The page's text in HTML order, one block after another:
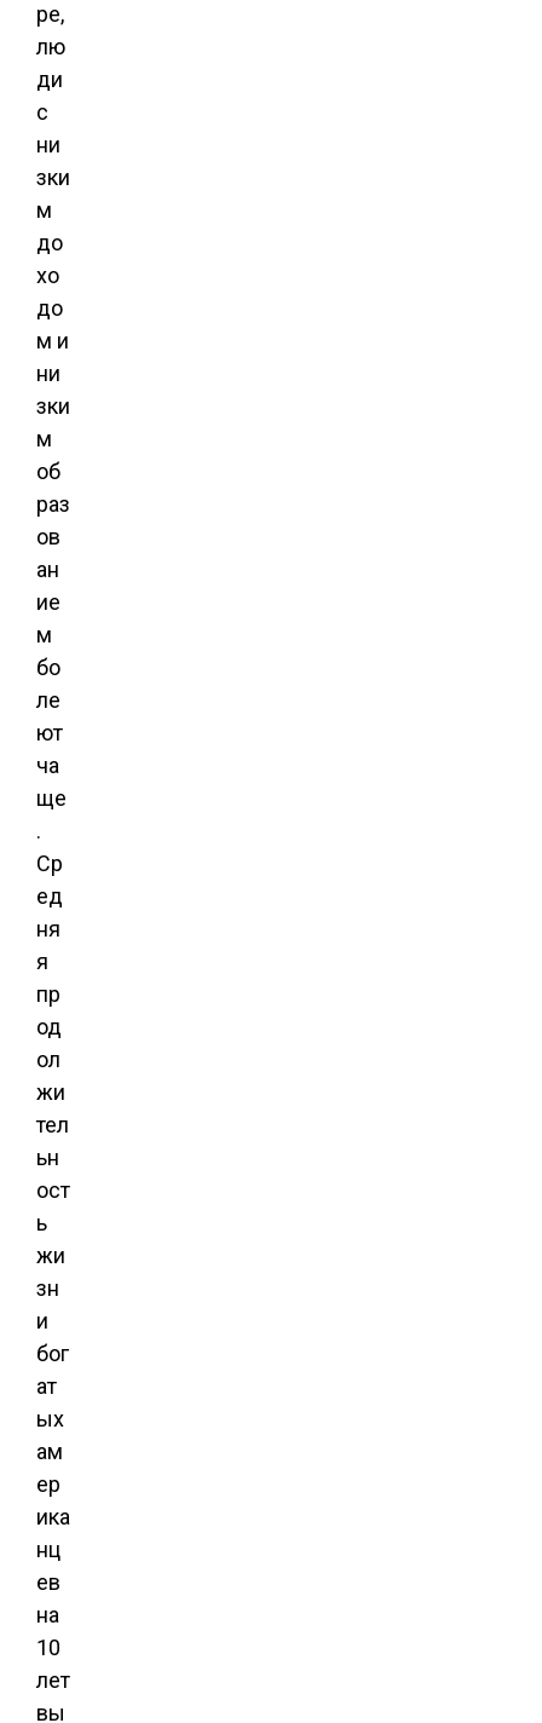
ре,
лю
ди
с
ни
зки
м
до
хо
до
м и
ни
зки
м
об
раз
ов
ан
ие
м
бо
ле
ют
ча
ще
.
Ср
ед
ня
я
пр
од
ол
жи
тел
ьн
ост
ь
жи
зн
и
бог
ат
ых
ам
ер
ика
нц
ев
на
10
лет
вы